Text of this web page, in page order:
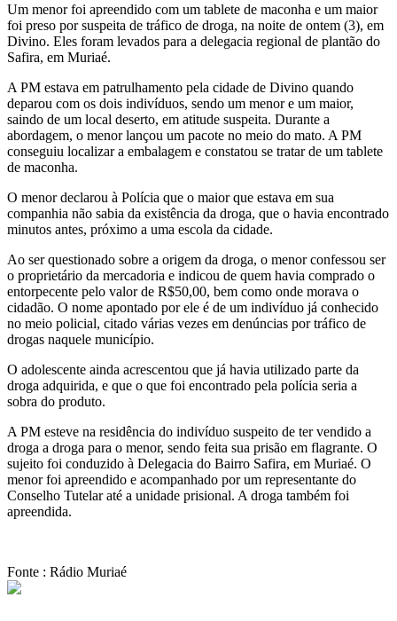
Um menor foi apreendido com um tablete de maconha e um maior
foi preso por suspeita de tráfico de droga, na noite de ontem (3), em
Divino. Eles foram levados para a delegacia regional de plantão do
Safira, em Muriaé.
A PM estava em patrulhamento pela cidade de Divino quando
deparou com os dois indivíduos, sendo um menor e um maior,
saindo de um local deserto, em atitude suspeita. Durante a
abordagem, o menor lançou um pacote no meio do mato. A PM
conseguiu localizar a embalagem e constatou se tratar de um tablete
de maconha.
O menor declarou à Polícia que o maior que estava em sua
companhia não sabia da existência da droga, que o havia encontrado
minutos antes, próximo a uma escola da cidade.
Ao ser questionado sobre a origem da droga, o menor confessou ser
o proprietário da mercadoria e indicou de quem havia comprado o
entorpecente pelo valor de R$50,00, bem como onde morava o
cidadão. O nome apontado por ele é de um indivíduo já conhecido
no meio policial, citado várias vezes em denúncias por tráfico de
drogas naquele município.
O adolescente ainda acrescentou que já havia utilizado parte da
droga adquirida, e que o que foi encontrado pela polícia seria a
sobra do produto.
A PM esteve na residência do indivíduo suspeito de ter vendido a
droga a droga para o menor, sendo feita sua prisão em flagrante. O
sujeito foi conduzido à Delegacia do Bairro Safira, em Muriaé. O
menor foi apreendido e acompanhado por um representante do
Conselho Tutelar até a unidade prisional. A droga também foi
apreendida.
Fonte : Rádio Muriaé